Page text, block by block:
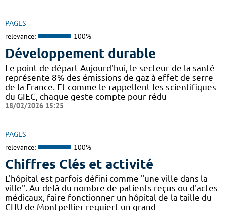
PAGES
relevance: 100%
Développement durable
Le point de départ Aujourd'hui, le secteur de la santé
représente 8% des émissions de gaz à effet de serre
de la France. Et comme le rappellent les scientifiques
du GIEC, chaque geste compte pour rédu
18/02/2026 15:25
PAGES
relevance: 100%
Chiffres Clés et activité
L'hôpital est parfois défini comme "une ville dans la
ville". Au-delà du nombre de patients reçus ou d'actes
médicaux, faire fonctionner un hôpital de la taille du
CHU de Montpellier requiert un grand